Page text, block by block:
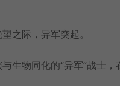
之际，异军突起。
生物同化的“异军”战士